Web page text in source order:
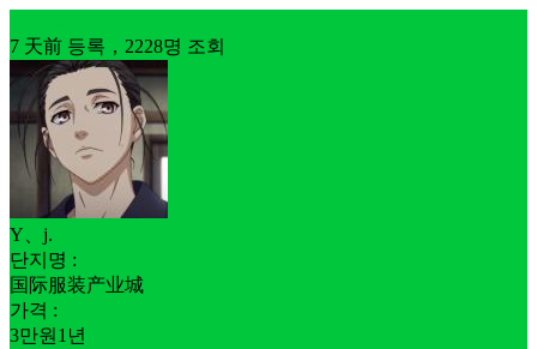
7 天前 등록，2228명 조회
Y、j.
단지명 :
国际服装产业城
가격 :
3만원1년